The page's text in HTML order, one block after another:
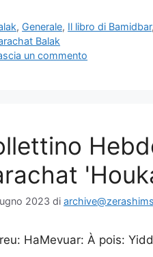
, Generale, Il libro di Bamidbar
Balak
un commento
2023 di
HaMevuar: À pois: